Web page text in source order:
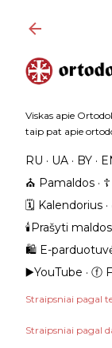
Praleisti ir
Viskas apie
taip pat apie
RU UA BY
⛪️ Pamaldos
🗓️ Kalendorius
🕯️Prašyti maldos
🛍️ E-
▶️YouTube
ⓕ
Straipsniai pagal
Straipsniai pagal